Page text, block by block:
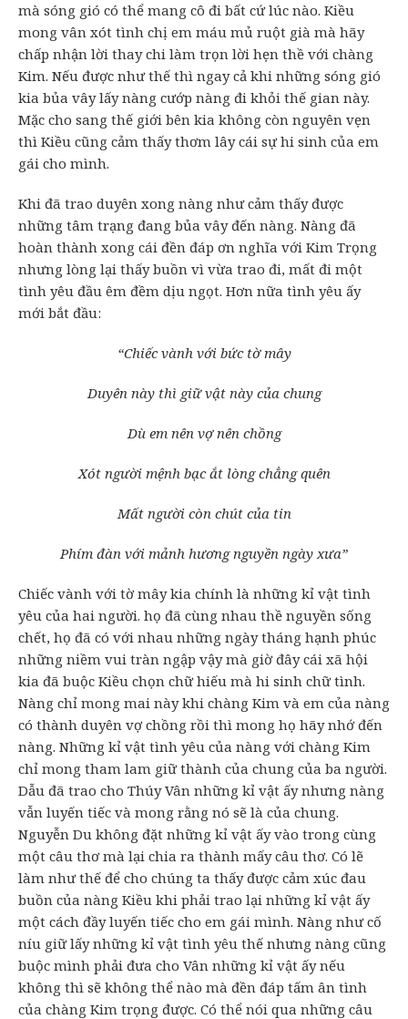
mà sóng gió có thể mang cô đi bất cứ lúc nào. Kiều
mong vân xót tình chị em máu mủ ruột già mà hãy
chấp nhận lời thay chi làm trọn lời hẹn thề với chàng
Kim. Nếu được như thế thì ngay cả khi những sóng gió
kia bủa vây lấy nàng cướp nàng đi khỏi thế gian này.
Mặc cho sang thế giới bên kia không còn nguyên vẹn
thì Kiều cũng cảm thấy thơm lây cái sự hi sinh của em
gái cho mình.
Khi đã trao duyên xong nàng như cảm thấy được
những tâm trạng đang bủa vây đến nàng. Nàng đã
hoàn thành xong cái đền đáp ơn nghĩa với Kim Trọng
nhưng lòng lại thấy buồn vì vừa trao đi, mất đi một
tình yêu đầu êm đềm dịu ngọt. Hơn nữa tình yêu ấy
mới bắt đầu:
“Chiếc vành với bức tờ mây
Duyên này thì giữ vật này của chung
Dù em nên vợ nên chồng
Xót người mệnh bạc ắt lòng chẳng quên
Mất người còn chút của tin
Phím đàn với mảnh hương nguyền ngày xưa”
Chiếc vành với tờ mây kia chính là những kỉ vật tình
yêu của hai người. họ đã cùng nhau thề nguyền sống
chết, họ đã có với nhau những ngày tháng hạnh phúc
những niềm vui tràn ngập vậy mà giờ đây cái xã hội
kia đã buộc Kiều chọn chữ hiếu mà hi sinh chữ tình.
Nàng chỉ mong mai này khi chàng Kim và em của nàng
có thành duyên vợ chồng rồi thì mong họ hãy nhớ đến
nàng. Những kỉ vật tình yêu của nàng với chàng Kim
chỉ mong tham lam giữ thành của chung của ba người.
Dẫu đã trao cho Thúy Vân những kỉ vật ấy nhưng nàng
vẫn luyến tiếc và mong rằng nó sẽ là của chung.
Nguyễn Du không đặt những kỉ vật ấy vào trong cùng
một câu thơ mà lại chia ra thành mấy câu thơ. Có lẽ
làm như thế để cho chúng ta thấy được cảm xúc đau
buồn của nàng Kiều khi phải trao lại những kỉ vật ấy
một cách đầy luyến tiếc cho em gái mình. Nàng như cố
níu giữ lấy những kỉ vật tình yêu thế nhưng nàng cũng
buộc mình phải đưa cho Vân những kỉ vật ấy nếu
không thì sẽ không thể nào mà đền đáp tấm ân tình
của chàng Kim trọng được. Có thể nói qua những câu